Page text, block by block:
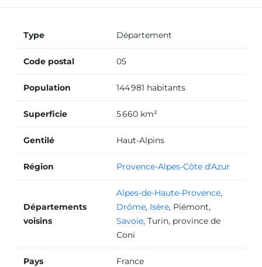
Type Département
Code postal 05
Population 144 981 habitants
Superficie 5 660 km²
Gentilé Haut-Alpins
Région Provence-Alpes-Côte d'Azur
Départements
voisins
Alpes-de-Haute-Provence,
Drôme, Isère, Piémont,
Savoie, Turin, province de
Coni
Pays France